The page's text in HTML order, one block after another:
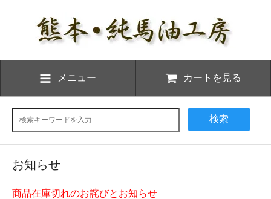
メニュー カートを見る
検索
お知らせ
商品在庫切れのお詫びとお知らせ